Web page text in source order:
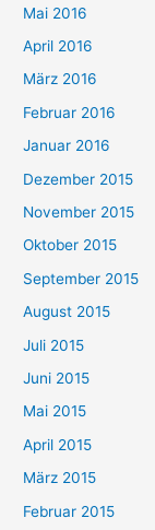
Mai 2016
April 2016
März 2016
Februar 2016
Januar 2016
Dezember 2015
November 2015
Oktober 2015
September 2015
August 2015
Juli 2015
Juni 2015
Mai 2015
April 2015
März 2015
Februar 2015